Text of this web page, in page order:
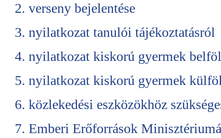
2. verseny bejelentése
3. nyilatkozat tanulói tájékoztatásról
4. nyilatkozat kiskorú gyermek
5. nyilatkozat kiskorú gyermek
6. közlekedési eszközökhöz
7. Emberi Erőforrások